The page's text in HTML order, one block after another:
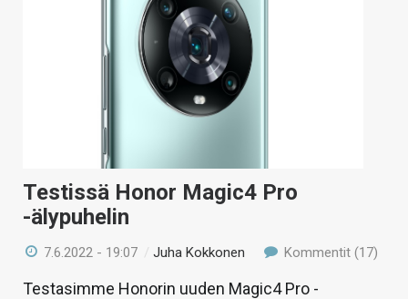
Testissä Honor Magic4 Pro
-älypuhelin
7.6.2022 - 19:07 /Juha Kokkonen Kommentit (17)
Testasimme Honorin uuden Magic4 Pro -